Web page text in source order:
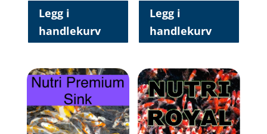
Legg i
handlekurv
Legg i
handlekurv